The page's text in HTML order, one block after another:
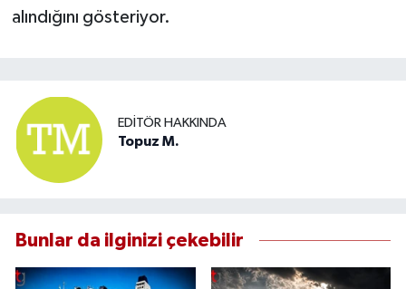
alındığını gösteriyor.
EDITÖR HAKKINDA
Topuz M.
Bunlar da ilginizi çekebilir